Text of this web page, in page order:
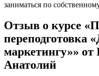
заниматься по
Отзыв о курсе
переподготовка
маркетингу»»
Анатолий